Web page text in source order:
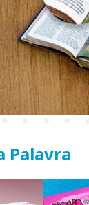
Palavra